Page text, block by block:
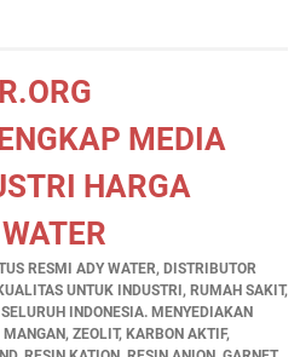
MEDIA
HARGA
RESMI ADY WATER, DISTRIBUTOR
UNTUK INDUSTRI, RUMAH SAKIT,
INDONESIA. MENYEDIAKAN
ZEOLIT, KARBON AKTIF,